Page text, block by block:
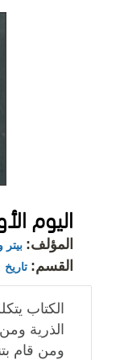
اليوم
المؤلف: بيتر
القسم: تاريخ
الكتاب
الذرية
ومن قام